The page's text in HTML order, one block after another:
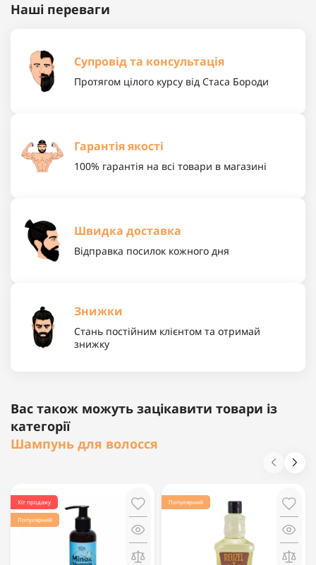
Наші переваги
Супровід та консультація
Протягом цілого курсу від Стаса Бороди
Гарантія якості
100% гарантія на всі товари в магазині
Швидка доставка
Відправка посилок кожного дня
Знижки
Стань постійним клієнтом та отримай
знижку
Вас також можуть зацікавити товари із
категорії
Шампунь для волосся
Хіт продажу
Популярний
Популярний